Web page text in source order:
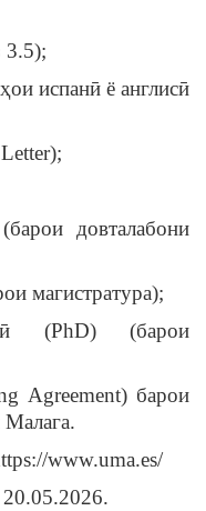
3.5);
испанӣ ё англисӣ
довталабони
магистратура);
(PhD) (барои
Agreement) барои
www.uma.es/